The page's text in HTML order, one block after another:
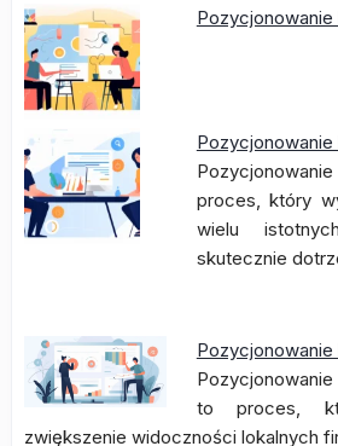
proces, który
wielu
skutecznie
to proces,
zwiększenie widoczności lokalnych